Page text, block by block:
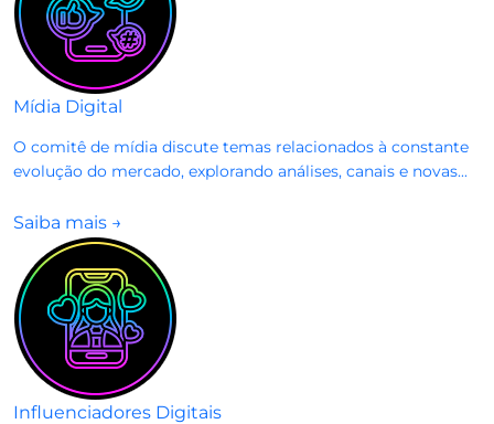
Mídia Digital
O comitê de mídia discute temas relacionados à constante
evolução do mercado, explorando análises, canais e novas...
Saiba mais →
Influenciadores Digitais